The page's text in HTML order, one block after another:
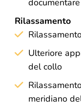
Rilassamento
Ulteriore
del collo
meridiano